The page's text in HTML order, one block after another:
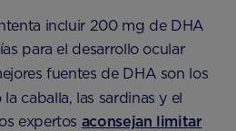
incluir 200 mg de DHA
para el desarrollo ocular
fuentes de DHA son los
caballa, las sardinas y el
expertos aconsejan limitar